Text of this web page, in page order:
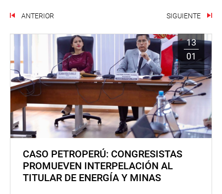
ANTERIOR SIGUIENTE
13
01
CASO PETROPERÚ: CONGRESISTAS
PROMUEVEN INTERPELACIÓN AL
TITULAR DE ENERGÍA Y MINAS